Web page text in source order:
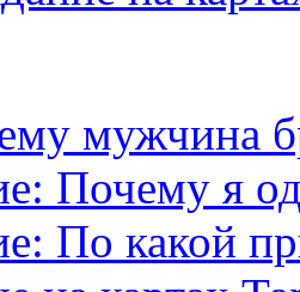
мужчина
Почему я
По какой